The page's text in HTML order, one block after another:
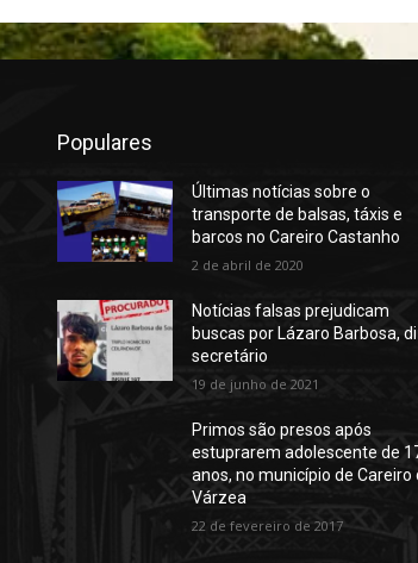
Populares
Últimas notícias sobre o
transporte de balsas, táxis e
barcos no Careiro Castanho
2 de abril de 2020
Notícias falsas prejudicam
buscas por Lázaro Barbosa,
secretário
19 de junho de 2021
Primos são presos após
estuprarem adolescente de
anos, no município de Careiro
Várzea
22 de fevereiro de 2017